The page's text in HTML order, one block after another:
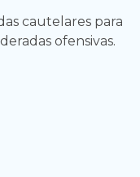
cautelares para
ofensivas.